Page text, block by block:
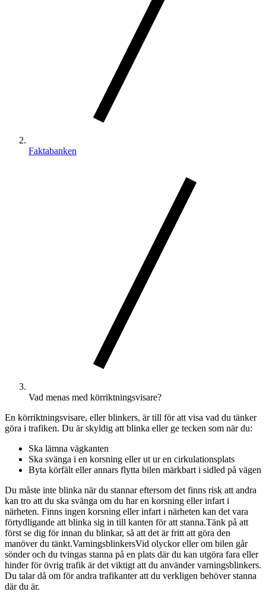
Faktabanken
Vad menas med körriktningsvisare?
En körriktningsvisare, eller blinkers, är till för att visa vad du tänker
göra i trafiken. Du är skyldig att blinka eller ge tecken som när du:
Ska lämna vägkanten
Ska svänga i en korsning eller ut ur en cirkulationsplats
Byta körfält eller annars flytta bilen märkbart i sidled på vägen
Du måste inte blinka när du stannar eftersom det finns risk att andra
kan tro att du ska svänga om du har en korsning eller infart i
närheten. Finns ingen korsning eller infart i närheten kan det vara
förtydligande att blinka sig in till kanten för att stanna.Tänk på att
först se dig för innan du blinkar, så att det är fritt att göra den
manöver du tänkt.VarningsblinkersVid olyckor eller om bilen går
sönder och du tvingas stanna på en plats där du kan utgöra fara eller
hinder för övrig trafik är det viktigt att du använder varningsblinkers.
Du talar då om för andra trafikanter att du verkligen behöver stanna
där du är.